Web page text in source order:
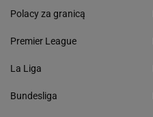
Polacy za granicą
Premier League
La Liga
Bundesliga